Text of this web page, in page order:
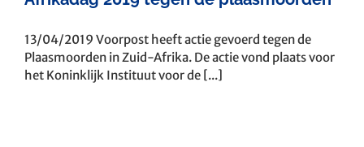
13/04/2019 Voorpost heeft actie gevoerd tegen de
Plaasmoorden in Zuid-Afrika. De actie vond plaats voor
het Koninklijk Instituut voor de [...]